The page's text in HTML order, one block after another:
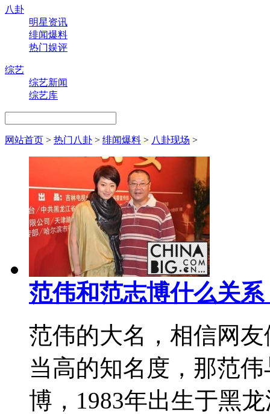
八卦
明星资讯
绯闻爆料
热门娱评
综艺
综艺新闻
综艺库
网站首页 > 热门八卦 > 绯闻爆料 > 八卦现场 >
范伟和范志博什么关
范伟的大名，相信网
当高的知名度，那范
博，1983年出生于黑